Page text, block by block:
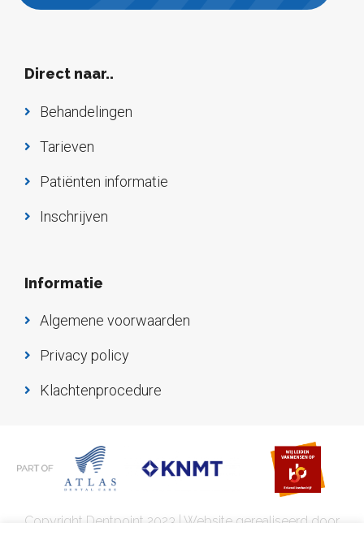
Direct naar..
Behandelingen
Tarieven
Patiënten informatie
Inschrijven
Informatie
Algemene voorwaarden
Privacy policy
Klachtenprocedure
Copyright Dentpoint 2023 | Website gerealiseerd door